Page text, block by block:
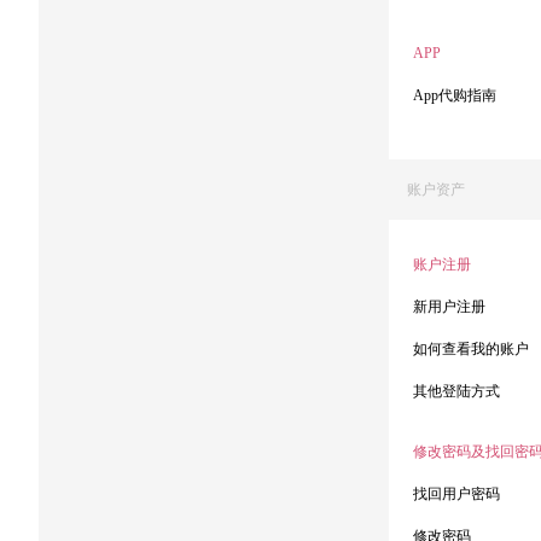
APP
App代购指南
账户资产
账户注册
新用户注册
如何查看我的账户
其他登陆方式
修改密码及找回密
找回用户密码
修改密码